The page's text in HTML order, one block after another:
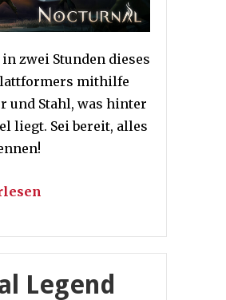
zwei Stunden dieses
mithilfe
und Stahl, was hinter
liegt. Sei bereit, alles
Legend